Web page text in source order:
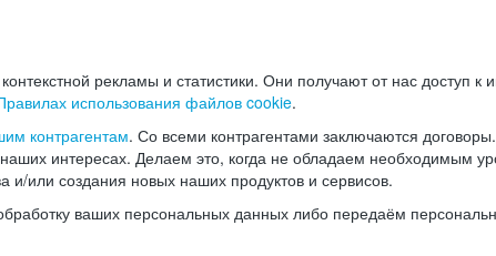
рекламы и статистики. Они получают от нас доступ
использования файлов cookie.
контрагентам. Со всеми контрагентами заключаются
интересах. Делаем это, когда не обладаем необходимым
или создания новых наших продуктов и сервисов.
ваших персональных данных либо передаём